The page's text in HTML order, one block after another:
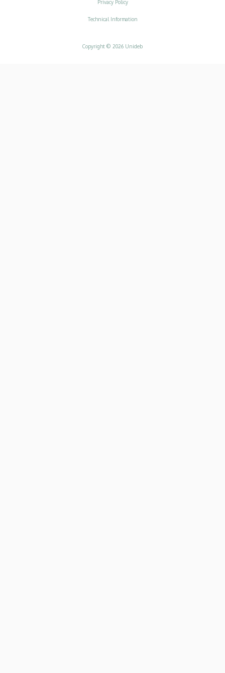
Privacy Policy
Technical Information
Copyright © 2026 Unideb